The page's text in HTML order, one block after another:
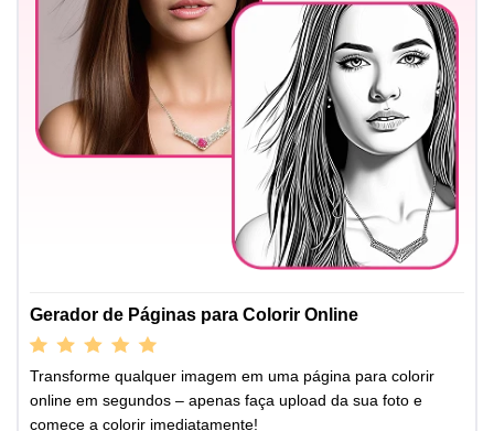
Gerador de Páginas para Colorir Online
Transforme qualquer imagem em uma página para colorir
online em segundos – apenas faça upload da sua foto e
comece a colorir imediatamente!